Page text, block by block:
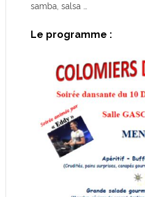
samba, salsa …
Le programme :